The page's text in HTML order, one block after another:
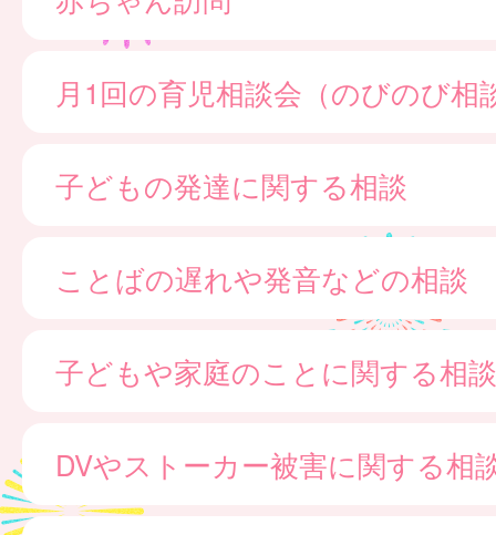
月1回の育児相談会（のびのび相
子どもの発達に関する相談
ことばの遅れや発音などの相談
子どもや家庭のことに関する相談
DVやストーカー被害に関する相